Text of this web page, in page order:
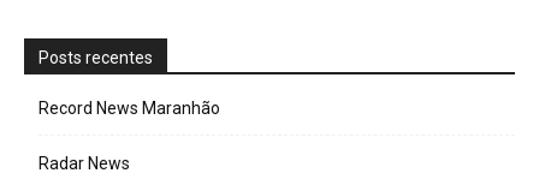
Posts recentes
Record News Maranhão
Radar News